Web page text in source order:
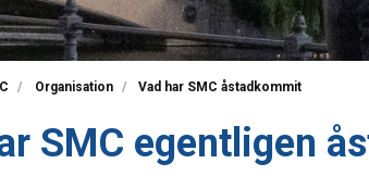
Organisation Vad har SMC åstadkommit
SMC egentligen